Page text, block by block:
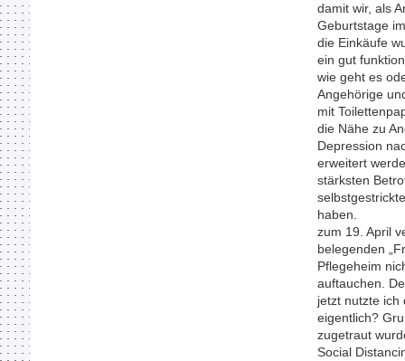
damit wir, als
Geburtstage
die Einkäufe
ein gut
wie geht es
Angehörige
mit
die Nähe zu
Depression
erweitert
stärksten
haben.
zum 19. April
belegenden
Pflegeheim
auftauchen.
jetzt nutzte ich
eigentlich?
zugetraut
Social